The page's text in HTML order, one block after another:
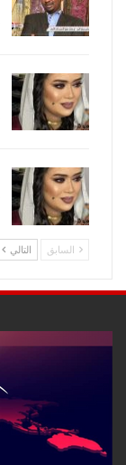
السابق التالي